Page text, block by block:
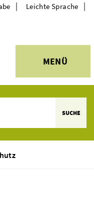
MENÜ
| Leichte Sprache |
SUCHE